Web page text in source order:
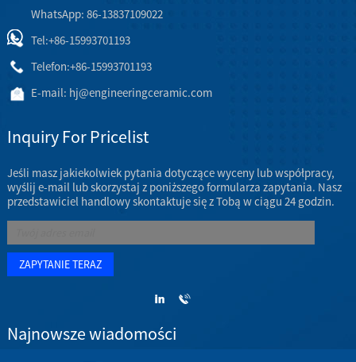
WhatsApp: 86-13837109022
Tel:+86-15993701193
Telefon:+86-15993701193
E-mail: hj@engineeringceramic.com
Inquiry For Pricelist
Jeśli masz jakiekolwiek pytania dotyczące wyceny lub współpracy,
wyślij e-mail lub skorzystaj z poniższego formularza zapytania. Nasz
przedstawiciel handlowy skontaktuje się z Tobą w ciągu 24 godzin.
Najnowsze wiadomości